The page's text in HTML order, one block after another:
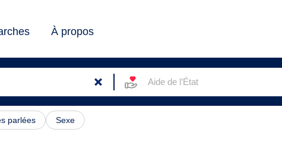
À propos
Aide de l’État
parlées Sexe